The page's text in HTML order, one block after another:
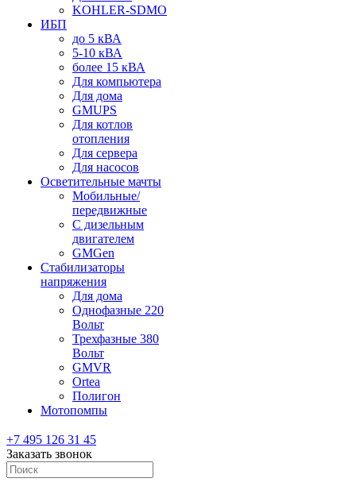
KOHLER-SDMO
ИБП
до 5 кВА
5-10 кВА
более 15 кВА
Для компьютера
Для дома
GMUPS
Для котлов
отопления
Для сервера
Для насосов
Осветительные мачты
Мобильные/
передвижные
С дизельным
двигателем
GMGen
Стабилизаторы
напряжения
Для дома
Однофазные 220
Вольт
Трехфазные 380
Вольт
GMVR
Ortea
Полигон
Мотопомпы
+7 495 126 31 45
Заказать звонок